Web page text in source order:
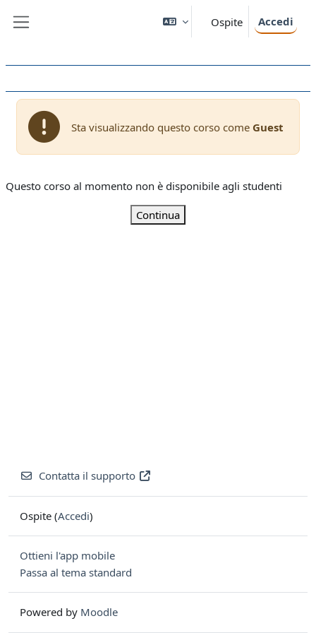
Ospite Accedi
Sta visualizzando questo corso come Guest
Questo corso al momento non è disponibile agli studenti
Continua
Contatta il supporto
Ospite (Accedi)
Ottieni l'app mobile
Passa al tema standard
Powered by Moodle